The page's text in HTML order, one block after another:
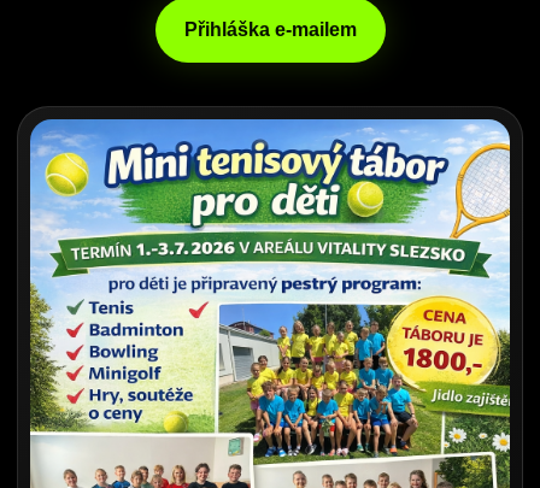
Přihláška e-mailem